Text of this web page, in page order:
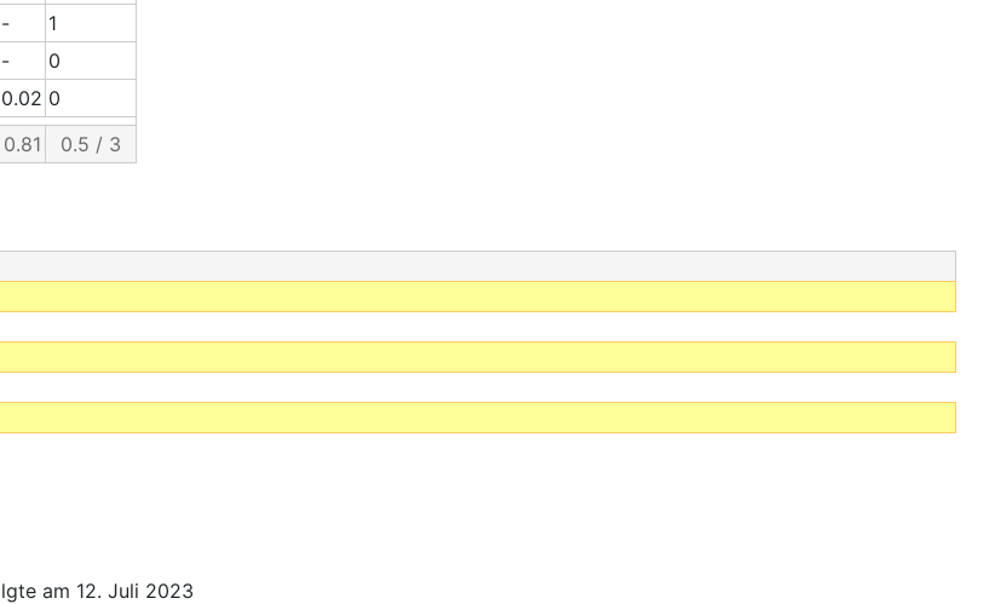
-
1
-
0
0.02 0
0.81
0.5 / 3
am 12. Juli 2023